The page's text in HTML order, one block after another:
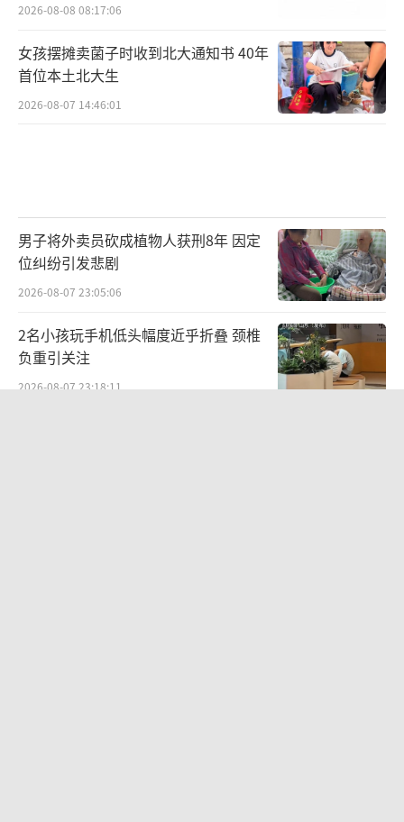
2026-08-08 08:17:06
女孩摆摊卖菌子时收到北大通知书 40年
首位本土北大生
2026-08-07 14:46:01
男子将外卖员砍成植物人获刑8年 因定
位纠纷引发悲剧
2026-08-07 23:05:06
2名小孩玩手机低头幅度近乎折叠 颈椎
负重引关注
2026-08-07 23:18:11